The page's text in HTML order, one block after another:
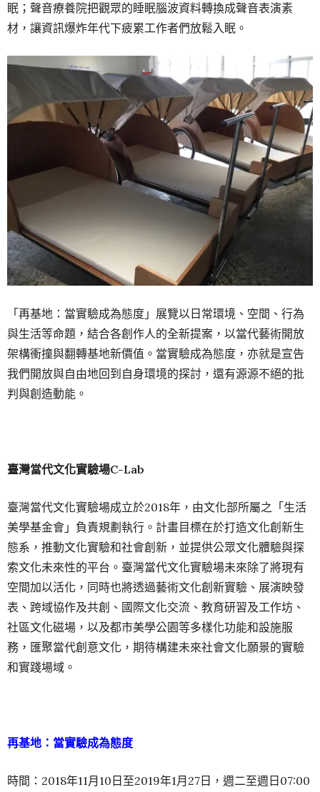
眠；聲音療養院把觀眾的睡眠腦波資料轉換成聲音表演素
材，讓資訊爆炸年代下疲累工作者們放鬆入眠。
「再基地：當實驗成為態度」展覽以日常環境、空間、行為
與生活等命題，結合各創作人的全新提案，以當代藝術開放
架構衝撞與翻轉基地新價值。當實驗成為態度，亦就是宣告
我們開放與自由地回到自身環境的探討，還有源源不絕的批
判與創造動能。
臺灣當代文化實驗場C-Lab
臺灣當代文化實驗場成立於2018年，由文化部所屬之「生活
美學基金會」負責規劃執行。計畫目標在於打造文化創新生
態系，推動文化實驗和社會創新，並提供公眾文化體驗與探
索文化未來性的平台。臺灣當代文化實驗場未來除了將現有
空間加以活化，同時也將透過藝術文化創新實驗、展演映發
表、跨域協作及共創、國際文化交流、教育研習及工作坊、
社區文化磁場，以及都市美學公園等多樣化功能和設施服
務，匯聚當代創意文化，期待構建未來社會文化願景的實驗
和實踐場域。
再基地：當實驗成為態度
時間：2018年11月10日至2019年1月27日，週二至週日07:00